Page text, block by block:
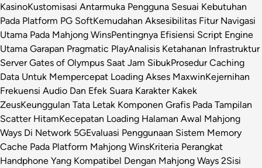
KasinoKustomisasi Antarmuka Pengguna Sesuai Kebutuhan
Pada Platform PG SoftKemudahan Aksesibilitas Fitur Navigasi
Utama Pada Mahjong WinsPentingnya Efisiensi Script Engine
Utama Garapan Pragmatic PlayAnalisis Ketahanan Infrastruktur
Server Gates of Olympus Saat Jam SibukProsedur Caching
Data Untuk Mempercepat Loading Akses MaxwinKejernihan
Frekuensi Audio Dan Efek Suara Karakter Kakek
ZeusKeunggulan Tata Letak Komponen Grafis Pada Tampilan
Scatter HitamKecepatan Loading Halaman Awal Mahjong
Ways Di Network 5GEvaluasi Penggunaan Sistem Memory
Cache Pada Platform Mahjong WinsKriteria Perangkat
Handphone Yang Kompatibel Dengan Mahjong Ways 2Sisi